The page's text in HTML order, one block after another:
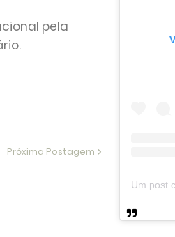
pela
Próxima Postagem